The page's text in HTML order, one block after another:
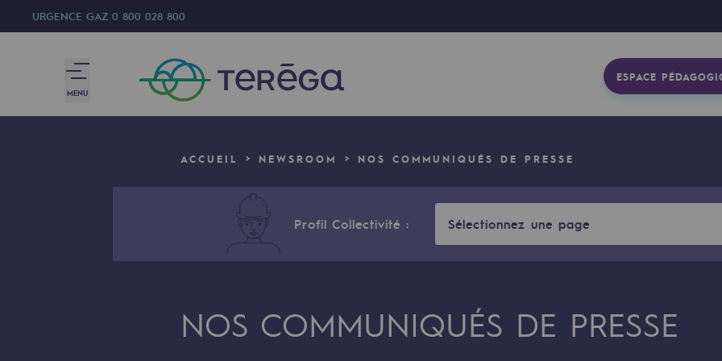
URGENCE GAZ 0 800 028 800
MENU
ESPACE
Nous sommes
Accélérateur de la transition énergétique
ACCUEIL NEWSROOM NOS COMMUNIQUÉS DE PRESSE
Profil Collectivité : Sélectionnez une page
NOS COMMUNIQUÉS DE PRESSE